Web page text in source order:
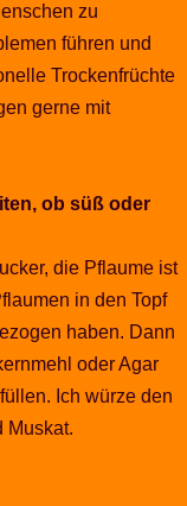
zu
führen und
Trockenfrüchte
gerne mit
ob süß oder
die Pflaume ist
in den Topf
haben. Dann
oder Agar
Ich würze den
Muskat.